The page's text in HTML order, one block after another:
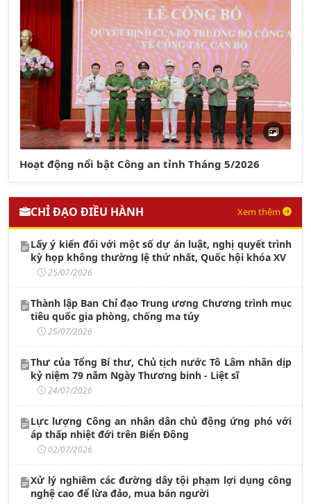
Hoạt động nổi bật Công an tỉnh Tháng 5/2026
CHỈ ĐẠO ĐIỀU HÀNH Xem thêm
Lấy ý kiến đối với một số dự án luật, nghị quyết trình
kỳ họp không thường lệ thứ nhất, Quốc hội khóa XV
25/07/2026
Thành lập Ban Chỉ đạo Trung ương Chương trình mục
tiêu quốc gia phòng, chống ma túy
25/07/2026
Thư của Tổng Bí thư, Chủ tịch nước Tô Lâm nhân dịp
kỷ niệm 79 năm Ngày Thương binh - Liệt sĩ
24/07/2026
Lực lượng Công an nhân dân chủ động ứng phó với
áp thấp nhiệt đới trên Biển Đông
02/07/2026
Xử lý nghiêm các đường dây tội phạm lợi dụng công
nghệ cao để lừa đảo, mua bán người